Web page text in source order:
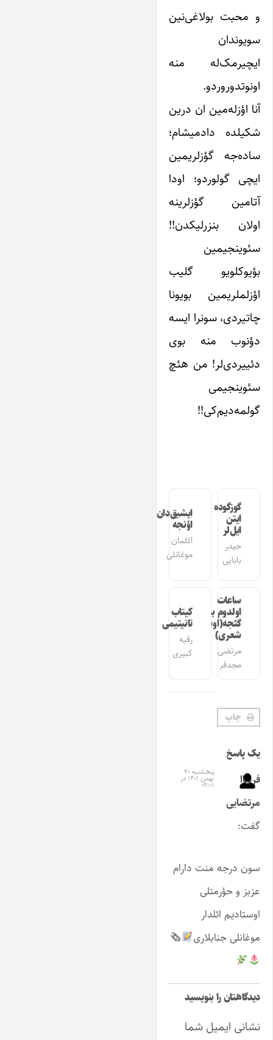
و محبت بولاغی‌نین
سویوندان
ایچیرمک‌له منه
اونوتدوروردو.
آنا اؤزله‌مین ان درین
شکیلده دادمیشام؛
ساده‌جه گؤزلریمین
ایچی گولوردو؛ اودا
آتامین گؤزلرینه
اولان بنزرلیکدن!!
سئوینجیمین
بؤیوکلویو گلیب
اؤزلملریمین بویونا
چاتیردی، سونرا ایسه
دؤنوب منه بوی
دئییردی‌لر! من هئچ
سئوینجیمی
گولمه‌دیم‌کی!!
گوزگوده
ایتن
ایل‌لر
حیدر
بابایی
ایشیق‌دان
اؤنجه
ائلمان
موغانلی
ساعات
اولدوم بیر
گئجه(اوشاق
شعری)
مرتضی
مجدفر
کیتاب
تانیتیمی
رقیه
کبیری
چاپ
یک پاسخ
فریباا
مرتضایی
گفت:
پنجشنبه ۲۰
بهمن ۱۴۰۱ در
۰۲:۰۱
سون درجه منت دارام
عزبز و حؤرمتلی
اوستادیم ائلدار
موغانلی جنابلاری
🗞
دیدگاهتان را بنویسید
نشانی ایمیل شما